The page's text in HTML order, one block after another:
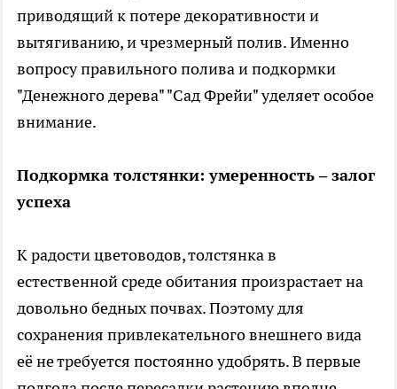
приводящий к потере декоративности и
вытягиванию, и чрезмерный полив. Именно
вопросу правильного полива и подкормки
"Денежного дерева" "Сад Фрейи" уделяет особое
внимание.
Подкормка толстянки: умеренность – залог
успеха
К радости цветоводов, толстянка в
естественной среде обитания произрастает на
довольно бедных почвах. Поэтому для
сохранения привлекательного внешнего вида
её не требуется постоянно удобрять. В первые